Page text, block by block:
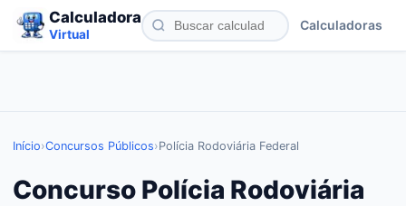
Calculadora
Virtual
Calculadoras
Início›Concursos Públicos›Polícia Rodoviária Federal
Concurso Polícia Rodoviária